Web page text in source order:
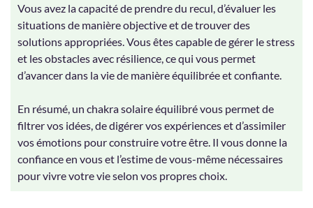
Vous avez la capacité de prendre du recul, d’évaluer les
situations de manière objective et de trouver des
solutions appropriées. Vous êtes capable de gérer le stress
et les obstacles avec résilience, ce qui vous permet
d’avancer dans la vie de manière équilibrée et confiante.
En résumé, un chakra solaire équilibré vous permet de
filtrer vos idées, de digérer vos expériences et d’assimiler
vos émotions pour construire votre être. Il vous donne la
confiance en vous et l’estime de vous-même nécessaires
pour vivre votre vie selon vos propres choix.